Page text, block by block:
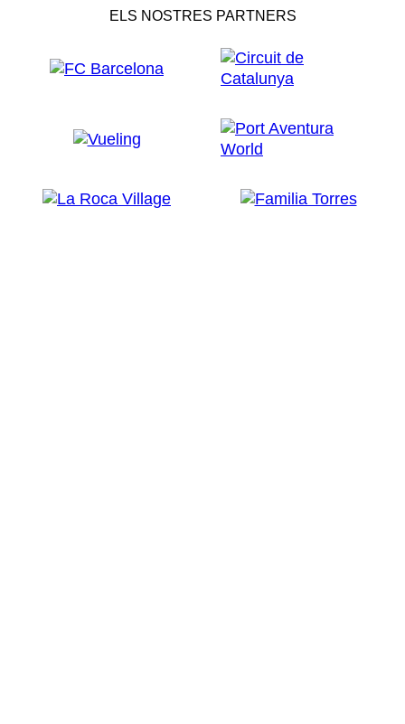
ELS NOSTRES PARTNERS